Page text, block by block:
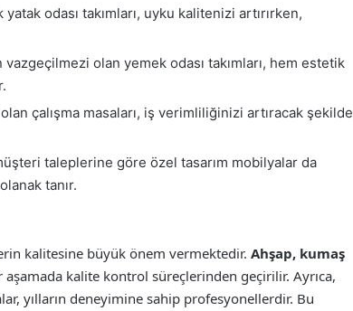
odası takımları, uyku kalitenizi artırırken,
olan yemek odası takımları, hem estetik
çalışma masaları, iş verimliliğinizi artıracak şekilde
taleplerine göre özel tasarım mobilyalar da
tanır.
kalitesine büyük önem vermektedir. Ahşap, kumaş
kalite kontrol süreçlerinden geçirilir. Ayrıca,
yılların deneyimine sahip profesyonellerdir. Bu